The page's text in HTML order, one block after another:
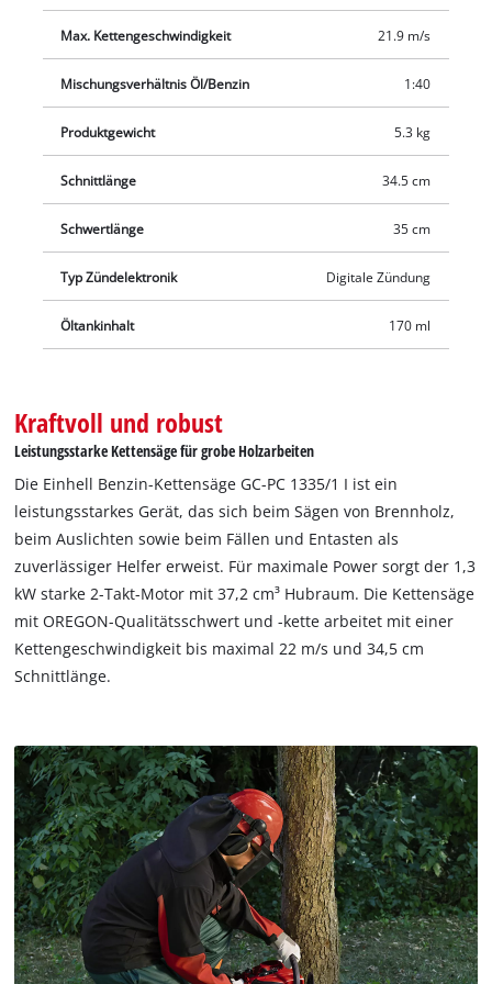
minimiert wird. Der große und robuste Krallenanschlag aus
Metall sorgt für eine sichere und bequeme Führung bei allen
Arbeiten. Die automatische Kettenschmierung versorgt die
Kettensäge mit ausreichend Kettenöl. Schwert und Kette
werden bei der Lagerung in dem mitgelieferten
ist eine Benzin-/Öl-Mischflasche.
Max. Kettengeschwindigkeit 21.9 m/s
Mischungsverhältnis Öl/Benzin 1:40
Produktgewicht 5.3 kg
Schnittlänge 34.5 cm
Schwertlänge 35 cm
Typ Zündelektronik Digitale Zündung
Öltankinhalt 170 ml
Kraftvoll und robust
Leistungsstarke Kettensäge für grobe Holzarbeiten
Die Einhell Benzin-Kettensäge GC-PC 1335/1 I ist ein
leistungsstarkes Gerät, das sich beim Sägen von Brennholz,
beim Auslichten sowie beim Fällen und Entasten als
zuverlässiger Helfer erweist. Für maximale Power sorgt der 1,3
kW starke 2-Takt-Motor mit 37,2 cm³ Hubraum. Die Kettensäge
mit OREGON-Qualitätsschwert und -kette arbeitet mit einer
Kettengeschwindigkeit bis maximal 22 m/s und 34,5 cm
Schnittlänge.